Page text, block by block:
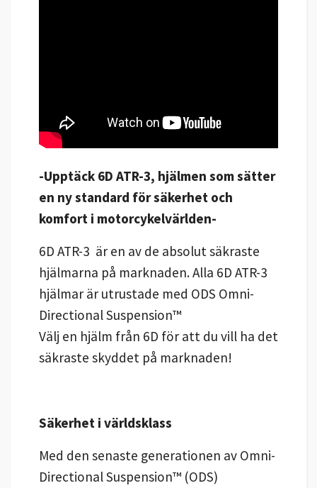
-Upptäck 6D ATR-3, hjälmen som sätter
en ny standard för säkerhet och
komfort i motorcykelvärlden-
6D ATR-3 är en av de absolut säkraste
hjälmarna på marknaden. Alla 6D ATR-3
hjälmar är utrustade med ODS Omni-
Directional Suspension™
Välj en hjälm från 6D för att du vill ha det
säkraste skyddet på marknaden!
Säkerhet i världsklass
Med den senaste generationen av Omni-
Directional Suspension™ (ODS)